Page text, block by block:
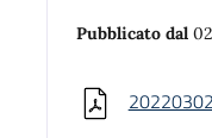
Pubblicato dal